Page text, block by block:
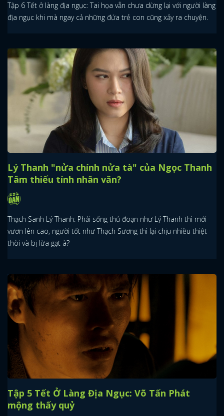
Tập 6 Tết ở làng địa ngục: Tai họa vẫn chưa dừng lại với người làng
địa ngục khi mà ngay cả những đứa trẻ con cũng xảy ra chuyện.
Lý Thanh "nửa chính nửa tà" của Ngọc Thanh
Tâm thiếu tính nhân văn?
Thạch Sanh Lý Thanh: Phải sống thủ đoạn như Lý Thanh thì mới
vươn lên cao, người tốt như Thạch Sương thì lại chịu nhiều thiệt
thòi và bị lừa gạt à?
Tập 5 Tết Ở Làng Địa Ngục: Võ Tấn Phát
mộng thấy quỷ